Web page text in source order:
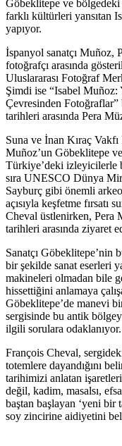
Göbeklitepe ve bölgedeki
farklı kültürleri yansıtan
yapıyor.
İspanyol sanatçı Muñoz,
fotoğrafçı arasında
Uluslararası Fotoğraf
Şimdi ise “Isabel
Çevresinden
tarihleri arasında Pera
Suna ve İnan Kıraç
Muñoz’un Göbeklitepe
Türkiye’deki izleyicilerle
sıra UNESCO Dünya
Sayburç gibi önemli
açısıyla keşfetme fırsatı
Cheval üstlenirken, Pera
tarihleri arasında ziyaret
Sanatçı Göbeklitepe’nin
bir şekilde sanat eserleri
makineleri olmadan bile
hissettiğini anlamaya
Göbeklitepe’de manevi
sergisinde bu antik
ilgili sorulara odaklanıyor.
François Cheval,
totemlere dayandığını
tarihimizi anlatan
değil, kadim, masalsı,
baştan başlayan ‘yeni bir
soy zincirine aidiyetini